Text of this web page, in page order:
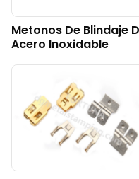
Metonos De Blindaje
Acero Inoxidable